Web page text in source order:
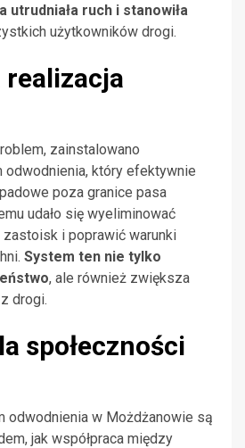
utrudniała ruch i stanowiła
użytkowników drogi.
zainstalowano
który efektywnie
poza granice pasa
udało się wyeliminować
i poprawić warunki
System ten nie tylko
, ale również zwiększa
drogi.
społeczności
odwodnienia w Możdżanowie są
jak współpraca między